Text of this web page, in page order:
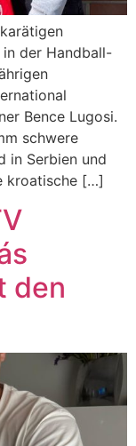
der Handball-
Bence Lugosi.
schwere
in Serbien und
kroatische […]
den